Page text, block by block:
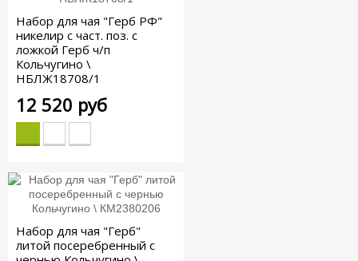
Набор для чая "Герб РФ"
никелир с част. поз. с
ложкой Герб ч/п
Кольчугино \
НБЛЖ18708/1
12 520 руб
Набор для чая "Герб"
литой посеребренный с